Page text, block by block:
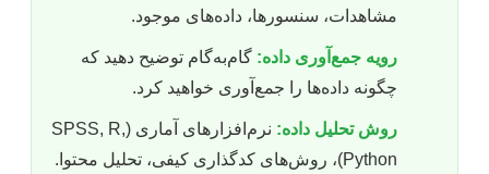
مشاهدات، سنسورها، داده‌های موجود.
رویه جمع‌آوری داده: گام‌به‌گام توضیح دهید که
چگونه داده‌ها را جمع‌آوری خواهید کرد.
روش تحلیل داده:
نرم‌افزارهای آماری (SPSS, R,
Python)، روش‌های کدگذاری کیفی، تحلیل محتوا.